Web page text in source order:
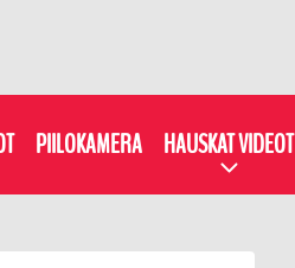
PIILOKAMERA HAUSKAT VIDEOT